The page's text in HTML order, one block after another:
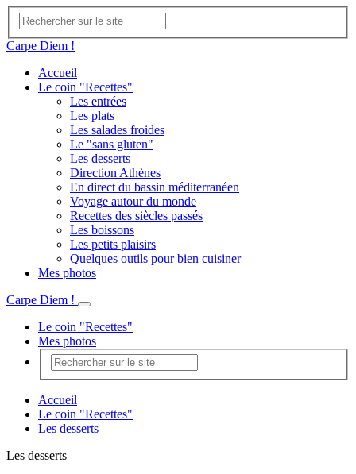
Carpe Diem !
Accueil
Le coin "Recettes"
Les entrées
Les plats
Les salades froides
Le "sans gluten"
Les desserts
Direction Athènes
En direct du bassin méditerranéen
Voyage autour du monde
Recettes des siècles passés
Les boissons
Les petits plaisirs
Quelques outils pour bien cuisiner
Mes photos
Carpe Diem !
Le coin "Recettes"
Mes photos
Accueil
Le coin "Recettes"
Les desserts
Les desserts